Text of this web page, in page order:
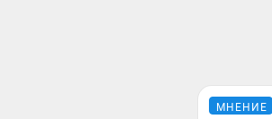
МНЕНИЕ